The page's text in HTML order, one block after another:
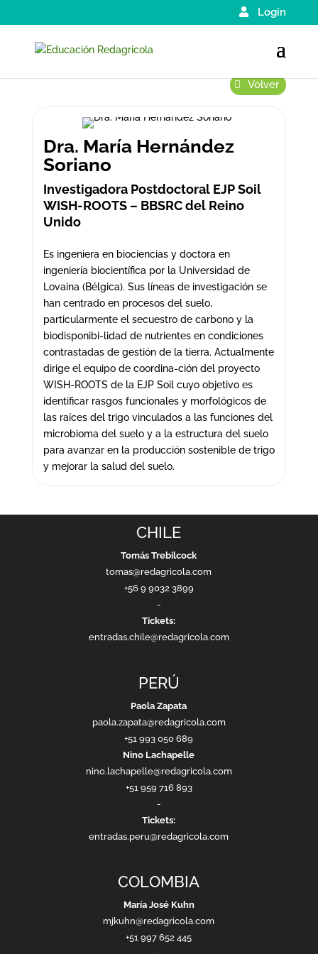
Login
Volver
Dra. María Hernández
Soriano
Investigadora Postdoctoral EJP Soil
WISH-ROOTS – BBSRC del Reino
Unido
Es ingeniera en biociencias y doctora en
ingeniería biocientífica por la Universidad de
Lovaina (Bélgica). Sus líneas de investigación se
han centrado en procesos del suelo,
particularmente el secuestro de carbono y la
biodisponibi-lidad de nutrientes en condiciones
contrastadas de gestión de la tierra. Actualmente
dirige el equipo de coordina-ción del proyecto
WISH-ROOTS de la EJP Soil cuyo objetivo es
identificar rasgos funcionales y morfológicos de
las raíces del trigo vinculados a las funciones del
microbioma del suelo y a la estructura del suelo
para avanzar en la producción sostenible de trigo
y mejorar la salud del suelo.
CHILE
Tomás Trebilcock
tomas@redagricola.com
+56 9 9032 3899
-
Tickets:
entradas.chile@redagricola.com
PERÚ
Paola Zapata
paola.zapata@redagricola.com
+51 993 050 689
Nino Lachapelle
nino.lachapelle@redagricola.com
+51 959 716 893
-
Tickets:
entradas.peru@redagricola.com
COLOMBIA
María José Kuhn
mjkuhn@redagricola.com
+51 997 652 445